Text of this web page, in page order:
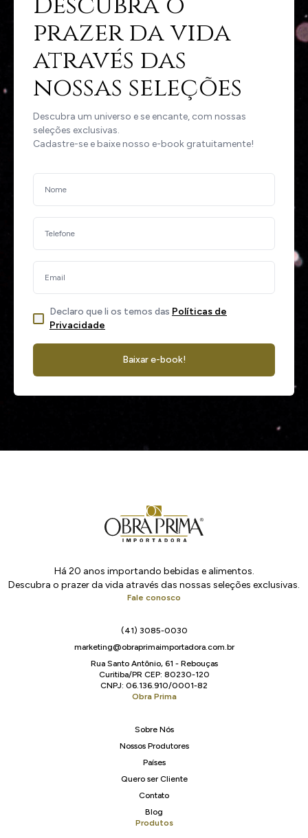
prazer da vida
através das
nossas seleções
Descubra um universo e se encante, com nossas
seleções exclusivas.
Cadastre-se e baixe nosso e-book gratuitamente!
Declaro que li os temos das Políticas de
Privacidade
Baixar e-book!
Há 20 anos importando bebidas e alimentos.
Descubra o prazer da vida através das nossas seleções exclusivas.
Fale conosco
(41) 3085-0030
marketing@obraprimaimportadora.com.br
Rua Santo Antônio, 61 - Rebouças
Curitiba/PR CEP: 80230-120
CNPJ: 06.136.910/0001-82
Obra Prima
Sobre Nós
Nossos Produtores
Países
Quero ser Cliente
Contato
Blog
Produtos